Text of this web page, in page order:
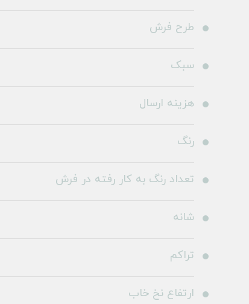
طرح فرش
سبک
هزینه ارسال
رنگ
تعداد رنگ به کار رفته در فرش
شانه
تراکم
ارتفاع نخ خاب